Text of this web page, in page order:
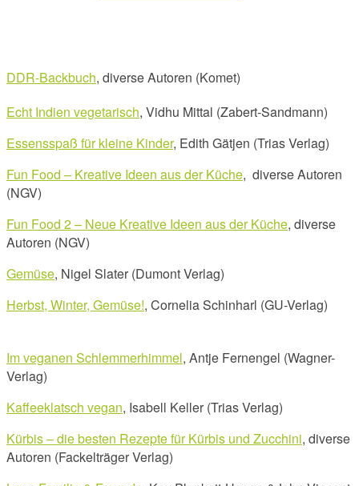
DDR-Backbuch, diverse Autoren (Komet)
Echt Indien vegetarisch, Vidhu Mittal (Zabert-Sandmann)
Essensspaß für kleine Kinder, Edith Gätjen (Trias Verlag)
Fun Food – Kreative Ideen aus der Küche, diverse Autoren
(NGV)
Fun Food 2 – Neue Kreative Ideen aus der Küche, diverse
Autoren (NGV)
Gemüse, Nigel Slater (Dumont Verlag)
Herbst, Winter, Gemüse!, Cornelia Schinharl (GU-Verlag)
Im veganen Schlemmerhimmel, Antje Fernengel (Wagner-
Verlag)
Kaffeeklatsch vegan, Isabell Keller (Trias Verlag)
Kürbis – die besten Rezepte für Kürbis und Zucchini, diverse
Autoren (Fackelträger Verlag)